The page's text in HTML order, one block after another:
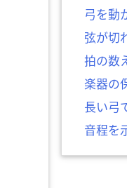
弓を動
弦が切
拍の数
楽器の
長い弓
音程を